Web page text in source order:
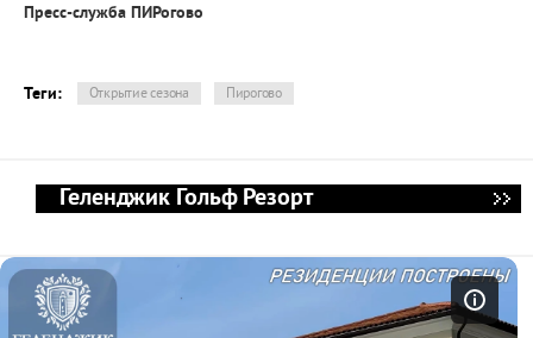
Пресс-служба ПИРогово
Теги: Открытие сезона Пирогово
Геленджик Гольф Резорт